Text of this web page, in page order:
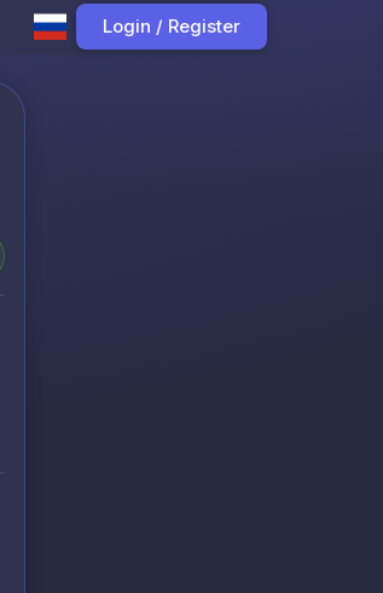
Login / Register